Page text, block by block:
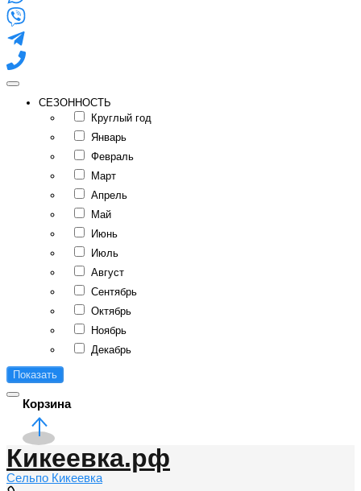
СЕЗОННОСТЬ
Круглый год
Январь
Февраль
Март
Апрель
Май
Июнь
Июль
Август
Сентябрь
Октябрь
Ноябрь
Декабрь
Показать
Корзина
Кикеевка.рф
Сельпо Кикеевка